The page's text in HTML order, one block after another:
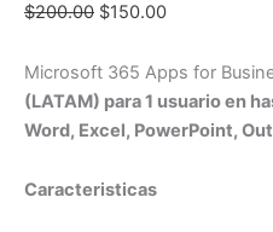
$200.00 $150.00
Microsoft 365 Apps for
(LATAM) para 1 usuario en
Word, Excel, PowerPoint,
Caracteristicas